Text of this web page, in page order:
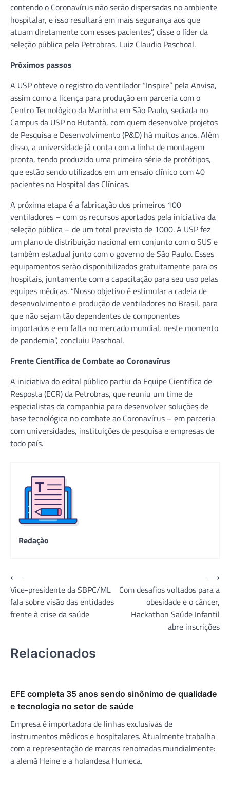
contendo o Coronavírus não serão dispersadas no ambiente
hospitalar, e isso resultará em mais segurança aos que
atuam diretamente com esses pacientes”, disse o líder da
seleção pública pela Petrobras, Luiz Claudio Paschoal.
Próximos passos
A USP obteve o registro do ventilador “Inspire” pela Anvisa,
assim como a licença para produção em parceria com o
Centro Tecnológico da Marinha em São Paulo, sediada no
Campus da USP no Butantã, com quem desenvolve projetos
de Pesquisa e Desenvolvimento (P&D) há muitos anos. Além
disso, a universidade já conta com a linha de montagem
pronta, tendo produzido uma primeira série de protótipos,
que estão sendo utilizados em um ensaio clínico com 40
pacientes no Hospital das Clínicas.
A próxima etapa é a fabricação dos primeiros 100
ventiladores – com os recursos aportados pela iniciativa da
seleção pública – de um total previsto de 1000. A USP fez
um plano de distribuição nacional em conjunto com o SUS e
também estadual junto com o governo de São Paulo. Esses
equipamentos serão disponibilizados gratuitamente para os
hospitais, juntamente com a capacitação para seu uso pelas
equipes médicas. “Nosso objetivo é estimular a cadeia de
desenvolvimento e produção de ventiladores no Brasil, para
que não sejam tão dependentes de componentes
importados e em falta no mercado mundial, neste momento
de pandemia”, concluiu Paschoal.
Frente Científica de Combate ao Coronavírus
A iniciativa do edital público partiu da Equipe Científica de
Resposta (ECR) da Petrobras, que reuniu um time de
especialistas da companhia para desenvolver soluções de
base tecnológica no combate ao Coronavírus – em parceria
com universidades, instituições de pesquisa e empresas de
todo país.
Redação
Navegação
de
Post
⟵
Vice-presidente da SBPC/ML
fala sobre visão das entidades
frente à crise da saúde
Com desafios voltados para a
obesidade e o câncer,
Hackathon Saúde Infantil
abre inscrições
⟶
Relacionados
EFE completa 35 anos sendo sinônimo de qualidade
e tecnologia no setor de saúde
Empresa é importadora de linhas exclusivas de
instrumentos médicos e hospitalares. Atualmente trabalha
com a representação de marcas renomadas mundialmente:
a alemã Heine e a holandesa Humeca.